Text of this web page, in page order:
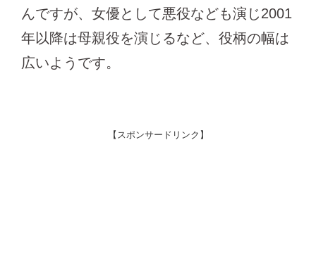
んですが、女優として悪役なども演じ2001
年以降は母親役を演じるなど、役柄の幅は
広いようです。
【スポンサードリンク】